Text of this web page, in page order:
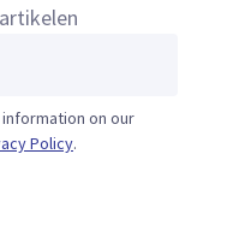
on our
Policy.